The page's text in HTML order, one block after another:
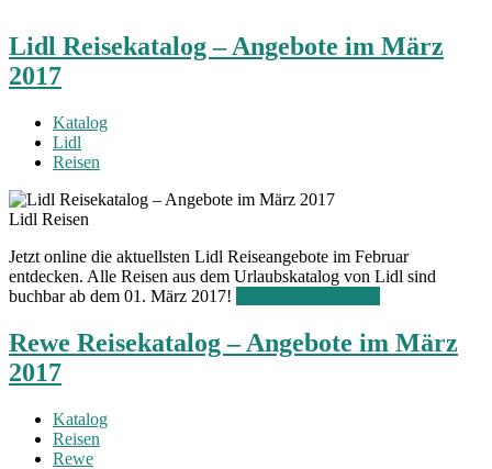
Lidl Reisekatalog – Angebote im März
2017
Katalog
Lidl
Reisen
Lidl Reisen
Jetzt online die aktuellsten Lidl Reiseangebote im Februar
entdecken. Alle Reisen aus dem Urlaubskatalog von Lidl sind
buchbar ab dem 01. März 2017!
Rewe Reisekatalog – Angebote im März
2017
Katalog
Reisen
Rewe